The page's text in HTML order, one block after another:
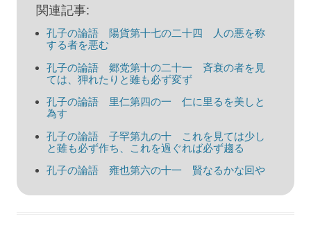
関連記事:
孔子の論語 陽貨第十七の二十四 人の悪を称
する者を悪む
孔子の論語 郷党第十の二十一 斉衰の者を見
ては、狎れたりと雖も必ず変ず
孔子の論語 里仁第四の一 仁に里るを美しと
為す
孔子の論語 子罕第九の十 これを見ては少し
と雖も必ず作ち、これを過ぐれば必ず趨る
孔子の論語 雍也第六の十一 賢なるかな回や